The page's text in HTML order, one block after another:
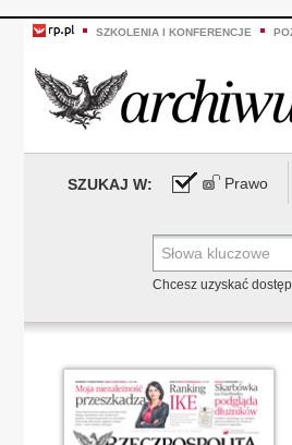
SZKOLENIA I KONFERENCJE
SZUKAJ W: Prawo
Chcesz uzyskać